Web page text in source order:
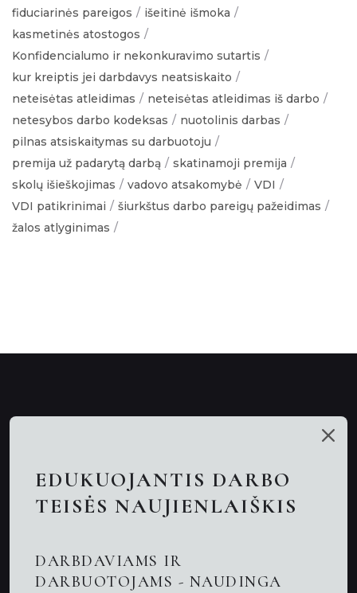
fiduciarinės pareigos
išeitinė išmoka
kasmetinės atostogos
Konfidencialumo ir nekonkuravimo sutartis
kur kreiptis jei darbdavys neatsiskaito
neteisėtas atleidimas
neteisėtas atleidimas iš darbo
netesybos darbo kodeksas
nuotolinis darbas
pilnas atsiskaitymas su darbuotoju
premija už padarytą darbą
skatinamoji premija
skolų išieškojimas
vadovo atsakomybė
VDI
VDI patikrinimai
šiurkštus darbo pareigų pažeidimas
žalos atlyginimas
Nuotolinės konsultacijos
Advokatas Kaune
EDUKUOJANTIS DARBO
TEISĖS NAUJIENLAIŠKIS
DARBDAVIAMS IR
DARBUOTOJAMS - NAUDINGA